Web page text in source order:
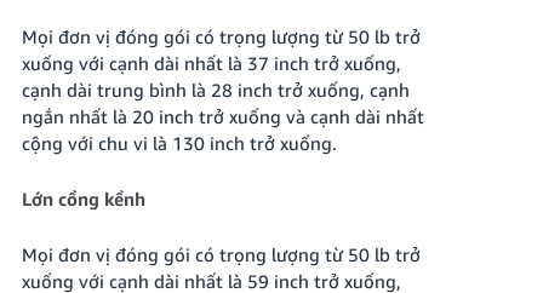
Mọi đơn vị đóng gói có trọng lượng từ 50 lb trở
xuống với cạnh dài nhất là 37 inch trở xuống,
cạnh dài trung bình là 28 inch trở xuống, cạnh
ngắn nhất là 20 inch trở xuống và cạnh dài nhất
cộng với chu vi là 130 inch trở xuống.
Lớn cồng kềnh
Mọi đơn vị đóng gói có trọng lượng từ 50 lb trở
xuống với cạnh dài nhất là 59 inch trở xuống,